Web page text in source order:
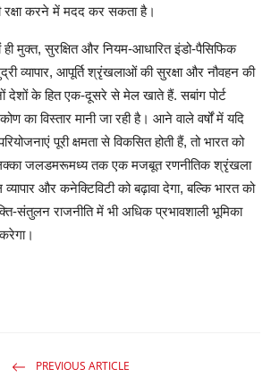
करने में मदद कर सकता है।
ही मुक्त, सुरक्षित और नियम-आधारित इंडो-पैसिफिक
व्यापार, आपूर्ति श्रृंखलाओं की सुरक्षा और नौवहन की
देशों के हित एक-दूसरे से मेल खाते हैं. सबांग पोर्ट
का विस्तार मानी जा रही है। आने वाले वर्षों में यदि
पूरी क्षमता से विकसित होती हैं, तो भारत को
जलडमरूमध्य तक एक मजबूत रणनीतिक श्रृंखला
और कनेक्टिविटी को बढ़ावा देगा, बल्कि भारत को
संतुलन राजनीति में भी अधिक प्रभावशाली भूमिका
PREVIOUS ARTICLE